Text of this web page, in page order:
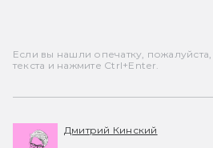
Если вы нашли опечатку,
текста и нажмите Ctrl+Enter.
Дмитрий Кинский